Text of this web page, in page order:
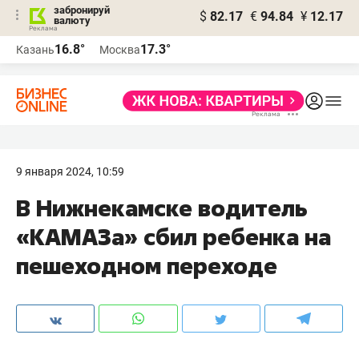
забронируй
валюту
$ 82.17 € 94.84 ¥ 12.17
Казань16.8° Москва17.3°
9 января 2024, 10:59
В Нижнекамске водитель
«КАМАЗа» сбил ребенка на
пешеходном переходе